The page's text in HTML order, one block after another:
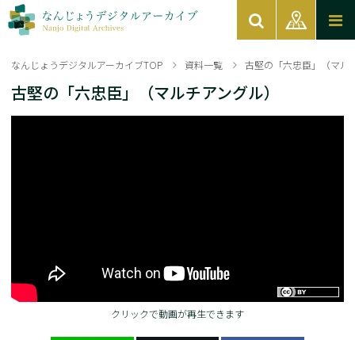
なんじょうデジタルアーカイブTOP 資料一覧 古堅の「六忠臣」（マル
古堅の「六忠臣」（マルチアングル）
クリックで動画が再生できます